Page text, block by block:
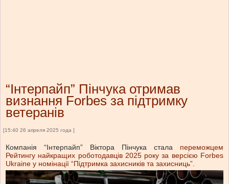
“Інтерпайп” Пінчука отримав
визнання Forbes за підтримку
ветеранів
[15:40 26 апреля 2025 года ]
Компанія “Інтерпайп” Віктора Пінчука стала переможцем
Рейтингу найкращих роботодавців 2025 року за версією Forbes
Ukraine у номінації “Підтримка захисників та захисниць”.